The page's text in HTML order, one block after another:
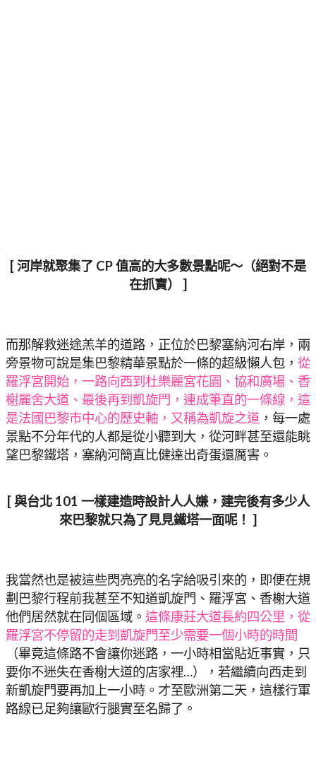
[ 河岸就聚集了 CP 值高的大多數景點呢～（絕對不是
在抓寶） ]
而那解救迷途羔羊的道路，正位於巴黎塞納河右岸，兩
旁景物可說是集巴黎精華景點於一條的超級懶人包， 從
羅浮宮開始，一路向西到杜樂麗宮花園、協和廣場、香
榭麗舍大道、最後再到凱旋門，連成筆直的一條線，這
是法國巴黎市中心的歷史軸，又稱為凱旋之道 ，每一處
景點不分年代的人都是從小聽到大，從河畔甚至還能眺
望巴黎鐵塔，塞納河簡直比健達出奇蛋還厲害。
[ 與台北 101 一樣建造時設計人人嫌，建完後有多少人
來巴黎就只為了見見鐵塔一面呢！ ]
我當然也是被這些閃亮亮的名字給吸引來的，即便在規
劃巴黎行程前我甚至不知道凱旋門、羅浮宮、香榭大道
他們居然就在同個區域。 這條康莊大道長約四公里，從
羅浮宮不停留的走到凱旋門至少需要一個小時的時間
（畢竟這條路不會讓你迷路，一小時相當貼近事實，只
要你不迷失在香榭大道的店家裡…），若繼續向西走到
新凱旋門要再加上一小時。才至歐洲第二天，這樣行軍
路線已足夠讓歐行腿實至名歸了。